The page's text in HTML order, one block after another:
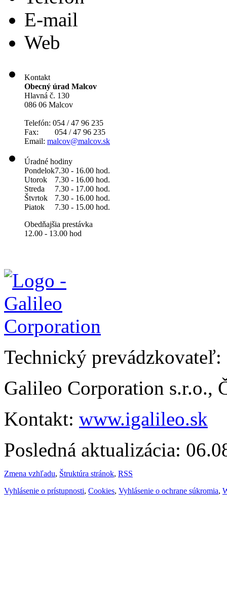
E-mail
Web
Kontakt
Obecný úrad Malcov
Hlavná č. 130
086 06 Malcov
Telefón: 054 / 47 96 235
Fax: 054 / 47 96 235
Email: malcov@malcov.sk
Úradné hodiny
Pondelok7.30 - 16.00 hod.
Utorok
7.30 - 16.00 hod.
Streda
7.30 - 17.00 hod.
Štvrtok
7.30 - 16.00 hod.
Piatok
7.30 - 15.00 hod.
Obedňajšia prestávka
12.00 - 13.00 hod
Technický prevádzkovateľ:
Galileo Corporation s.r.o.,
Kontakt: www.igalileo.sk
Posledná aktualizácia:
Zmena vzhľadu, Štruktúra stránok, RSS
Vyhlásenie o prístupnosti, Cookies, Vyhlásenie o ochrane súkromia,